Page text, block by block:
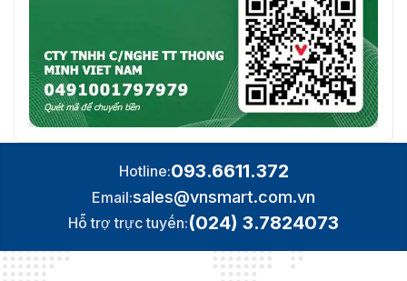
Hotline:093.6611.372
Email:sales@vnsmart.com.vn
Hỗ trợ trực tuyến:(024) 3.7824073